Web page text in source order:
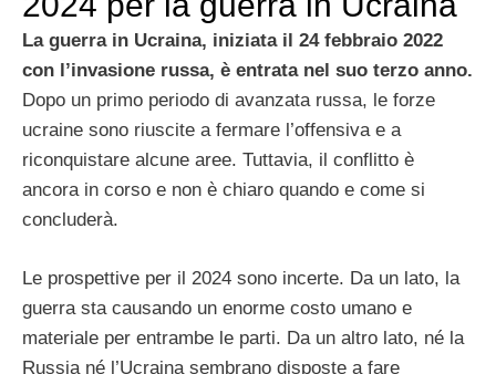
La guerra in Ucraina, iniziata il 24 febbraio 2022
con l’invasione russa, è entrata nel suo terzo anno.
Dopo un primo periodo di avanzata russa, le forze
ucraine sono riuscite a fermare l’offensiva e a
riconquistare alcune aree. Tuttavia, il conflitto è
ancora in corso e non è chiaro quando e come si
concluderà.
Le prospettive per il 2024 sono incerte. Da un lato, la
guerra sta causando un enorme costo umano e
materiale per entrambe le parti. Da un altro lato, né la
Russia né l’Ucraina sembrano disposte a fare